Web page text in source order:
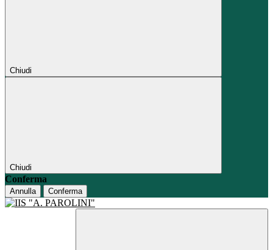
Chiudi
Chiudi
Conferma
Annulla Conferma